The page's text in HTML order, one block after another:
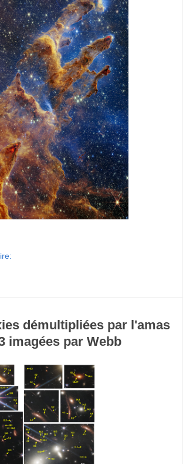
démultipliées par l'amas
imagées par Webb